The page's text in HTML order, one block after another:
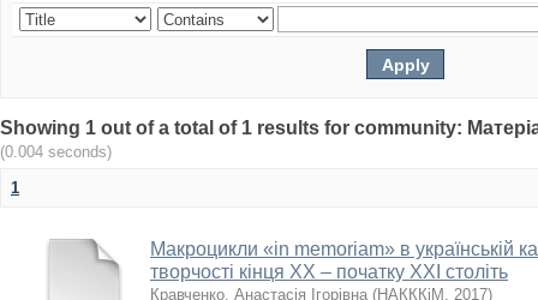
Showing 1 out of a total of 1 results for community:
(0.004 seconds)
1
Макроцикли «in memoriam» в українській
творчості кінця ХХ – початку ХХІ століть
Кравченко, Анастасія Ігорівна (НАКККіМ , 2017)